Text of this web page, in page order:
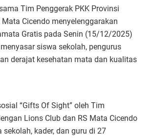
Tim Penggerak PKK Provinsi
Cicendo menyelenggarakan
Gratis pada Senin (15/12/2025)
siswa sekolah, pengurus
derajat kesehatan mata dan kualitas
“Gifts Of Sight” oleh Tim
Lions Club dan RS Mata Cicendo
kader, dan guru di 27